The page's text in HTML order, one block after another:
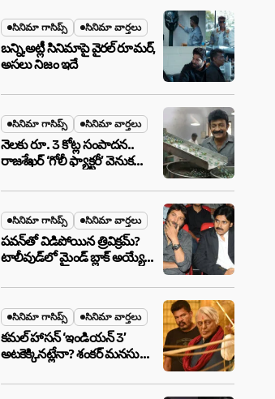
సినిమా గాసిప్స్ సినిమా వార్తలు
బన్ని,అట్లీ సినిమాపై వైరల్ రూమర్,
అసలు నిజం ఇదే
సినిమా గాసిప్స్ సినిమా వార్తలు
నెలకు రూ. 3 కోట్ల సంపాదన..
రాజశేఖర్ ‘గోలీ ఫ్యాక్టరీ’ వెనుక
సినిమా గాసిప్స్ సినిమా వార్తలు
పవన్‌తో విడిపోయిన త్రివిక్రమ్?
టాలీవుడ్‌లో మైండ్ బ్లాక్ అయ్యే
సినిమా గాసిప్స్ సినిమా వార్తలు
కమల్ హాసన్ ‘ఇండియన్ 3’
అటకెక్కినట్లేనా? శంకర్ మనసులో
జరుగుతోంది!